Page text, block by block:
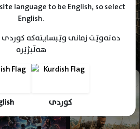
language to be English, so select
English.
دەتەوێت زمانی وێبسایتەکە کوردی
هەڵبژێرە
کوردی